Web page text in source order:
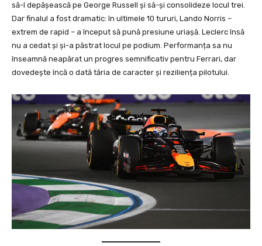
să-l depășească pe George Russell și să-și consolideze locul trei.
Dar finalul a fost dramatic: în ultimele 10 tururi, Lando Norris –
extrem de rapid – a început să pună presiune uriașă. Leclerc însă
nu a cedat și și-a păstrat locul pe podium. Performanța sa nu
înseamnă neapărat un progres semnificativ pentru Ferrari, dar
dovedește încă o dată tăria de caracter și reziliența pilotului.